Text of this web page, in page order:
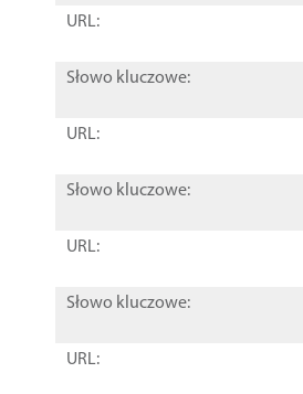
URL:
Słowo kluczowe:
URL:
Słowo kluczowe:
URL:
Słowo kluczowe:
URL: